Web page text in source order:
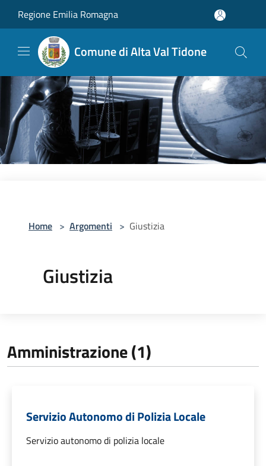
Regione Emilia Romagna
Comune di Alta Val Tidone
Home > Argomenti > Giustizia
Giustizia
Amministrazione (1)
Servizio Autonomo di Polizia Locale
Servizio autonomo di polizia locale